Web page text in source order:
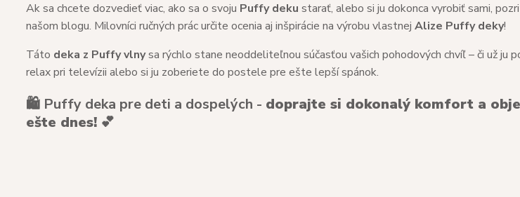
Ak sa chcete dozvedieť viac, ako sa o svoju Puffy deku starať, alebo si ju dokonca vyrobiť sami,
našom blogu. Milovníci ručných prác určite ocenia aj inšpirácie na výrobu vlastnej Alize Puffy deky!
Táto deka z Puffy vlnysa rýchlo stane neoddeliteľnou súčasťou vašich pohodových chvíľ – či už ju
relax pri televízii alebo si ju zoberiete do postele pre ešte lepší spánok.
🛍️ Puffy deka pre deti a dospelých - doprajte si dokonalý komfort a
ešte dnes! 💕